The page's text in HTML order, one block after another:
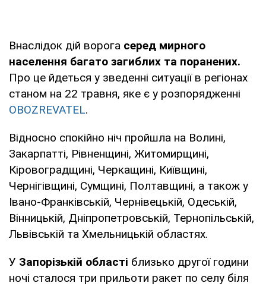
Внаслідок дій ворога серед мирного
населення багато загиблих та поранених.
Про це йдеться у зведенні ситуації в регіонах
станом на 22 травня, яке є у розпорядженні
OBOZREVATEL.
Відносно спокійно ніч пройшла на Волині,
Закарпатті, Рівненщині, Житомирщині,
Кіровоградщині, Черкащині, Київщині,
Чернігівщині, Сумщині, Полтавщині, а також у
Івано-Франківській, Чернівецькій, Одеській,
Вінницькій, Дніпропетровській, Тернопільській,
Львівській та Хмельницькій областях.
У Запорізькій області близько другої години
ночі сталося три прильоти ракет по селу біля